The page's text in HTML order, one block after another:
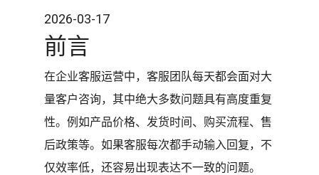
2026-03-17
前言
在企业客服运营中，客服团队每天都会面对大
量客户咨询，其中绝大多数问题具有高度重复
性。例如产品价格、发货时间、购买流程、售
后政策等。如果客服每次都手动输入回复，不
仅效率低，还容易出现表达不一致的问题。